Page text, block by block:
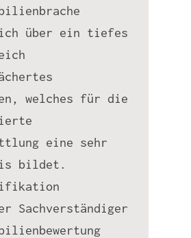
über ein tiefes
welches für die
eine sehr
bildet.
Sachverständiger